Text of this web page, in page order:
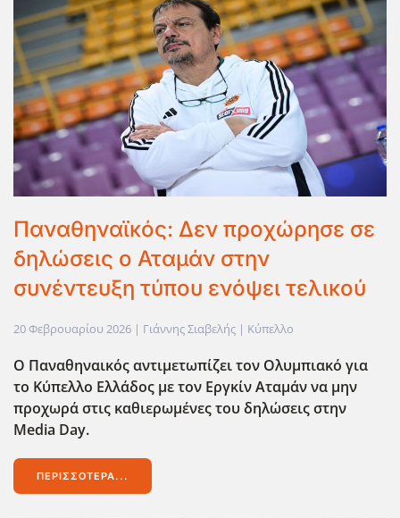
Παναθηναϊκός: Δεν προχώρησε σε
δηλώσεις ο Αταμάν στην
συνέντευξη τύπου ενόψει τελικού
20 Φεβρουαρίου 2026 | Γιάννης Σιαβελής | Κύπελλο
Ο Παναθηναικός αντιμετωπίζει τον Ολυμπιακό για
το Κύπελλο Ελλάδος με τον Εργκίν Αταμάν να μην
προχωρά στις καθιερωμένες του δηλώσεις στην
Media Day.
ΠΕΡΙΣΣΌΤΕΡΑ...